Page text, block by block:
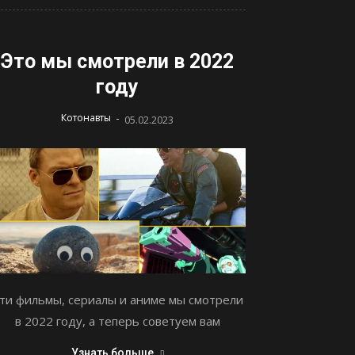
Это мы смотрели в 2022
году
Котонавты - 05.02.2023
фильмы, сериалы и аниме мы смотрели
в 2022 году, а теперь советуем вам